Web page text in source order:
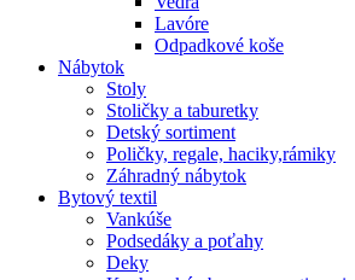
Lavóre
Odpadkové koše
Nábytok
Stoly
Stoličky a taburetky
Detský sortiment
Poličky, regale, haciky,rámiky
Záhradný nábytok
Bytový textil
Vankúše
Podsedáky a poťahy
Deky